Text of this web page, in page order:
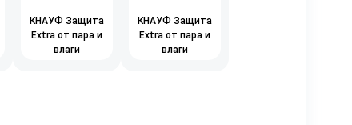
КНАУФ Защита
Extra от пара и
влаги
КНАУФ Защита
Extra от пара и
влаги